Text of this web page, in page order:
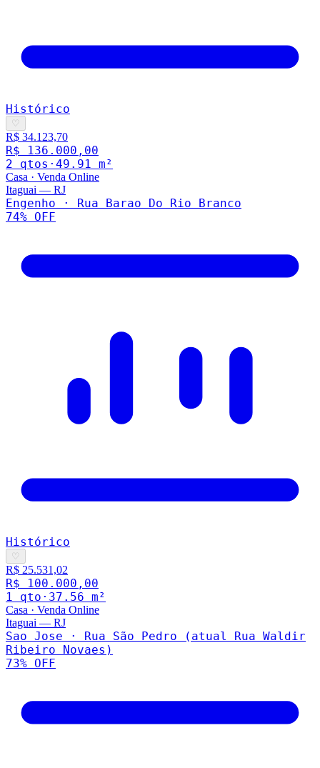
Histórico
♡
R$ 34.123,70
R$ 136.000,00
2 qtos · 49.91 m²
Casa · Venda Online
Itaguai — RJ
Engenho · Rua Barao Do Rio Branco
74% OFF
Histórico
♡
R$ 25.531,02
R$ 100.000,00
1 qto · 37.56 m²
Casa · Venda Online
Itaguai — RJ
Sao Jose · Rua São Pedro (atual Rua Waldir
Ribeiro Novaes)
73% OFF